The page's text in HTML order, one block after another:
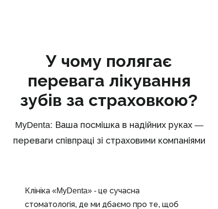
У чому полягає
перевага лікування
зубів за страховкою?
MyDenta: Ваша посмішка в надійних руках —
переваги співпраці зі страховими компаніями
Клініка «MyDenta» - це сучасна
стоматологія, де ми дбаємо про те, щоб